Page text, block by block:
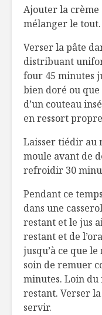
Ajouter la crème
mélanger le tout.
Verser la pâte
distribuant
four 45 minutes
bien doré ou
d’un couteau
en ressort
Laisser tiédir au
moule avant de
refroidir 30
Pendant ce
dans une
restant et le jus
restant et de
jusqu’à ce que
soin de remuer
minutes. Loin
restant. Verser
servir.